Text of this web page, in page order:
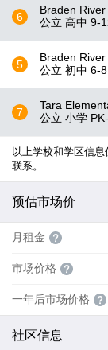
6
Braden
公立 高中 9-
5
Braden
公立 初中 6-8
7
Tara
公立 小学
以上学校和学区信
联系。
预估市场价
月租金
市场价格
一年后市场价格
社区信息